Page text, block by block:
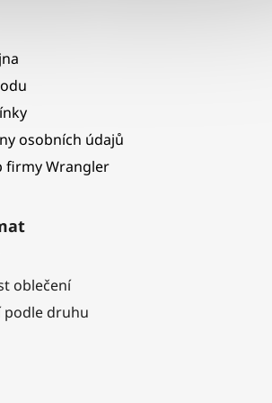
osobních údajů
firmy Wrangler
oblečení
podle druhu